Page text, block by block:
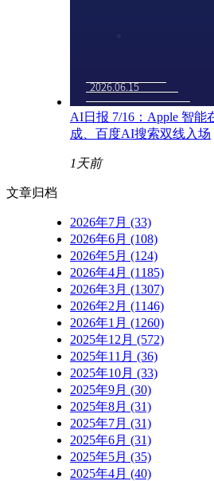
AI日报 7/16：Apple 智能
成、百度AI搜索双线入场
1天前
文章归档
2026年7月 (33)
2026年6月 (108)
2026年5月 (124)
2026年4月 (1185)
2026年3月 (1307)
2026年2月 (1146)
2026年1月 (1260)
2025年12月 (572)
2025年11月 (36)
2025年10月 (33)
2025年9月 (30)
2025年8月 (31)
2025年7月 (31)
2025年6月 (31)
2025年5月 (35)
2025年4月 (40)